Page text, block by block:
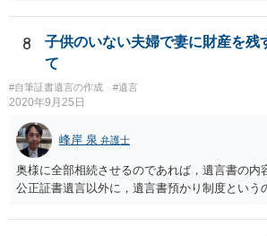
投資信託は他の相続人にというような分け方を
は、相続人間で遺産分割協議により決める必要
8
子供のいない夫婦で妻に財産を残
て
#自筆証書遺言の作成 #遺言
2020年9月25日
峰岸 泉 弁護士
奥様に全部相続させるのであれば，遺言書の内
公正証書遺言以外に，遺言書預かり制度という